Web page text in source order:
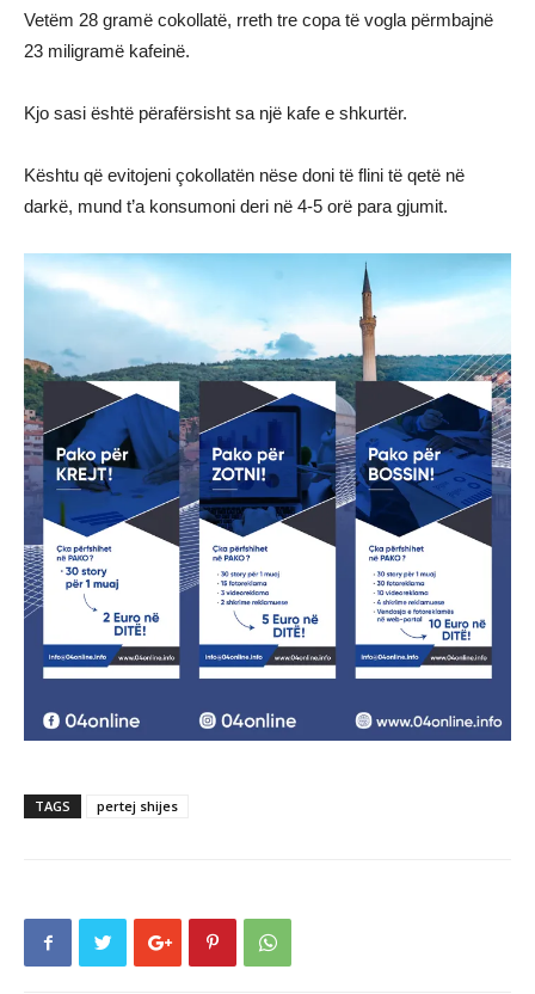
Vetëm 28 gramë cokollatë, rreth tre copa të vogla përmbajnë
23 miligramë kafeinë.
Kjo sasi është përafërsisht sa një kafe e shkurtër.
Kështu që evitojeni çokollatën nëse doni të flini të qetë në
darkë, mund t’a konsumoni deri në 4-5 orë para gjumit.
TAGS pertej shijes